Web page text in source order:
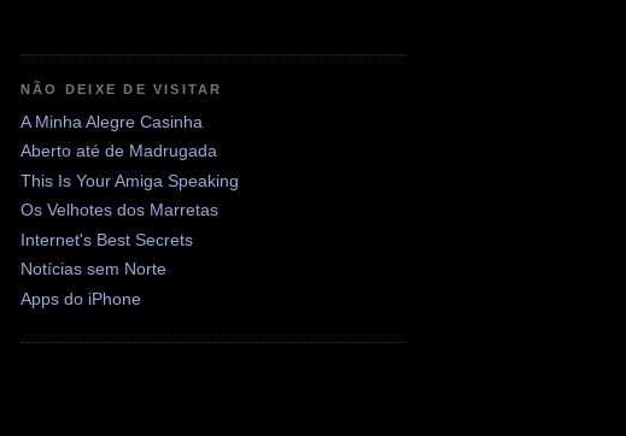
NÃO DEIXE DE VISITAR
A Minha Alegre Casinha
Aberto até de Madrugada
This Is Your Amiga Speaking
Os Velhotes dos Marretas
Internet's Best Secrets
Notícias sem Norte
Apps do iPhone